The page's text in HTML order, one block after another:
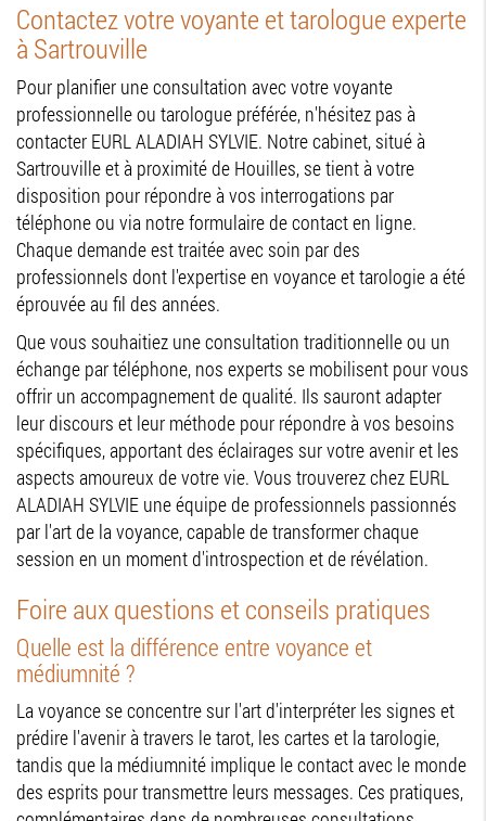
Contactez votre voyante et tarologue experte
à Sartrouville
Pour planifier une consultation avec votre voyante
professionnelle ou tarologue préférée, n'hésitez pas à
contacter EURL ALADIAH SYLVIE. Notre cabinet, situé à
Sartrouville et à proximité de Houilles, se tient à votre
disposition pour répondre à vos interrogations par
téléphone ou via notre formulaire de contact en ligne.
Chaque demande est traitée avec soin par des
professionnels dont l'expertise en voyance et tarologie a été
éprouvée au fil des années.
Que vous souhaitiez une consultation traditionnelle ou un
échange par téléphone, nos experts se mobilisent pour vous
offrir un accompagnement de qualité. Ils sauront adapter
leur discours et leur méthode pour répondre à vos besoins
spécifiques, apportant des éclairages sur votre avenir et les
aspects amoureux de votre vie. Vous trouverez chez EURL
ALADIAH SYLVIE une équipe de professionnels passionnés
par l'art de la voyance, capable de transformer chaque
session en un moment d'introspection et de révélation.
Foire aux questions et conseils pratiques
Quelle est la différence entre voyance et
médiumnité ?
La voyance se concentre sur l'art d'interpréter les signes et
prédire l'avenir à travers le tarot, les cartes et la tarologie,
tandis que la médiumnité implique le contact avec le monde
des esprits pour transmettre leurs messages. Ces pratiques,